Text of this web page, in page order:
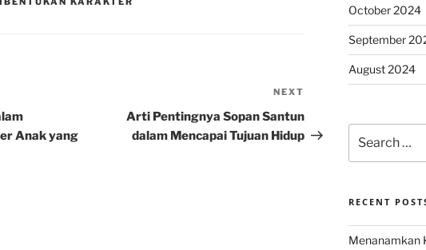
Anak yang
Post
NEXT
Arti Pentingnya Sopan Santun
dalam Mencapai Tujuan Hidup
October 2024
September
August 2024
for:
RECENT
Menanamkan